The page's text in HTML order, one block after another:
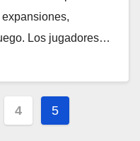
Los jugadores…
4 5